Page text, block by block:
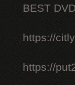
BEST
https://
https://